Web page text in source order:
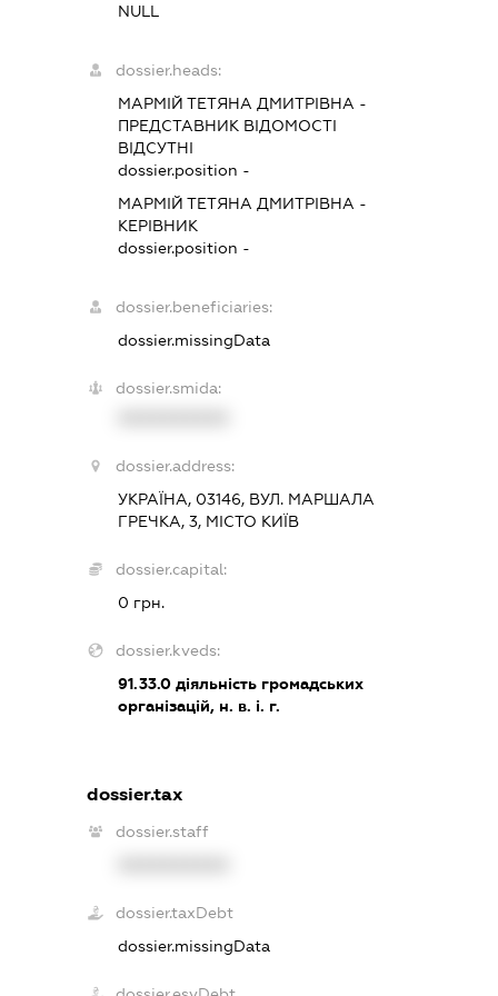
NULL
dossier.heads:
МАРМІЙ ТЕТЯНА ДМИТРІВНА -
ПРЕДСТАВНИК ВІДОМОСТІ
ВІДСУТНІ
dossier.position -
МАРМІЙ ТЕТЯНА ДМИТРІВНА -
КЕРІВНИК
dossier.position -
dossier.beneficiaries:
dossier.missingData
dossier.smida:
dossier.address:
УКРАЇНА, 03146, ВУЛ. МАРШАЛА
ГРЕЧКА, 3, МІСТО КИЇВ
dossier.capital:
0 грн.
dossier.kveds:
91.33.0діяльність громадських
організацій, н. в. і. г.
dossier.tax
dossier.staff
dossier.taxDebt
dossier.missingData